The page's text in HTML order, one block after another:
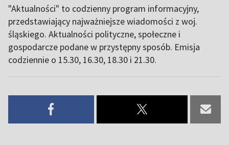
"Aktualności" to codzienny program informacyjny,
przedstawiający najważniejsze wiadomości z woj.
śląskiego. Aktualności polityczne, społeczne i
gospodarcze podane w przystępny sposób. Emisja
codziennie o 15.30, 16.30, 18.30 i 21.30.